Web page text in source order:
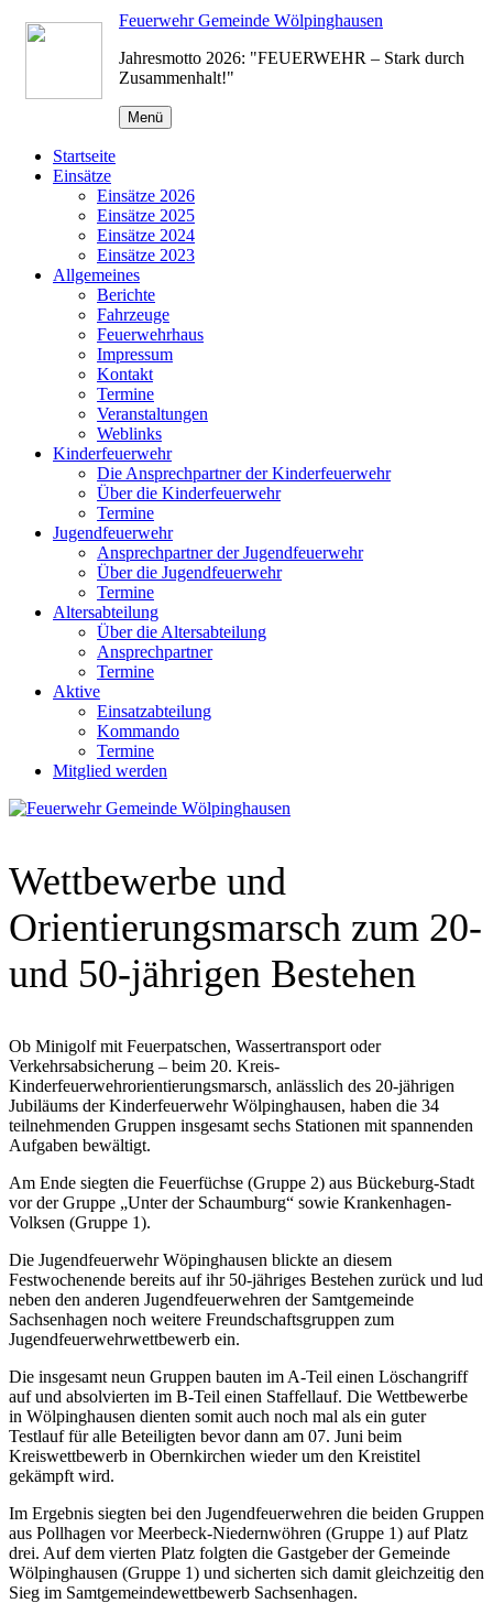
Zum
Inhalt
Feuerwehr Gemeinde Wölpinghausen
Jahresmotto 2026: "FEUERWEHR – Stark durch
Zusammenhalt!"
Menü
Startseite
Einsätze
Einsätze 2026
Einsätze 2025
Einsätze 2024
Einsätze 2023
Allgemeines
Berichte
Fahrzeuge
Feuerwehrhaus
Impressum
Kontakt
Termine
Veranstaltungen
Weblinks
Kinderfeuerwehr
Die Ansprechpartner der Kinderfeuerwehr
Über die Kinderfeuerwehr
Termine
Jugendfeuerwehr
Ansprechpartner der Jugendfeuerwehr
Über die Jugendfeuerwehr
Termine
Altersabteilung
Über die Altersabteilung
Ansprechpartner
Termine
Aktive
Einsatzabteilung
Kommando
Termine
Mitglied werden
Wettbewerbe und
Orientierungsmarsch zum 20-
und 50-jährigen Bestehen
Ob Minigolf mit Feuerpatschen, Wassertransport oder
Verkehrsabsicherung – beim 20. Kreis-
Kinderfeuerwehrorientierungsmarsch, anlässlich des 20-jährigen
Jubiläums der Kinderfeuerwehr Wölpinghausen, haben die 34
teilnehmenden Gruppen insgesamt sechs Stationen mit spannenden
Aufgaben bewältigt.
Am Ende siegten die Feuerfüchse (Gruppe 2) aus Bückeburg-Stadt
vor der Gruppe „Unter der Schaumburg“ sowie Krankenhagen-
Volksen (Gruppe 1).
Die Jugendfeuerwehr Wöpinghausen blickte an diesem
Festwochenende bereits auf ihr 50-jähriges Bestehen zurück und lud
neben den anderen Jugendfeuerwehren der Samtgemeinde
Sachsenhagen noch weitere Freundschaftsgruppen zum
Jugendfeuerwehrwettbewerb ein.
Die insgesamt neun Gruppen bauten im A-Teil einen Löschangriff
auf und absolvierten im B-Teil einen Staffellauf. Die Wettbewerbe
in Wölpinghausen dienten somit auch noch mal als ein guter
Testlauf für alle Beteiligten bevor dann am 07. Juni beim
Kreiswettbewerb in Obernkirchen wieder um den Kreistitel
gekämpft wird.
Im Ergebnis siegten bei den Jugendfeuerwehren die beiden Gruppen
aus Pollhagen vor Meerbeck-Niedernwöhren (Gruppe 1) auf Platz
drei. Auf dem vierten Platz folgten die Gastgeber der Gemeinde
Wölpinghausen (Gruppe 1) und sicherten sich damit gleichzeitig den
Sieg im Samtgemeindewettbewerb Sachsenhagen.